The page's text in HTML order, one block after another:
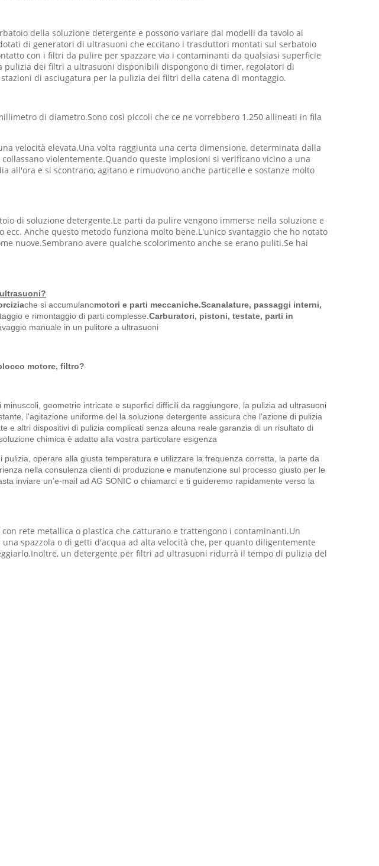
della soluzione detergente e possono variare dai modelli da tavolo ai
di generatori di ultrasuoni che eccitano i trasduttori montati sul serbatoio
con i filtri da pulire per spazzare via i contaminanti da qualsiasi superficie
dei filtri a ultrasuoni disponibili dispongono di timer, regolatori di
di asciugatura per la pulizia dei filtri della catena di montaggio.
di diametro.Sono così piccoli che ce ne vorrebbero 1.250 allineati in fila
velocità elevata.Una volta raggiunta una certa dimensione, determinata dalla
violentemente.Quando queste implosioni si verificano vicino a una
all'ora e si scontrano, agitano e rimuovono anche particelle e sostanze molto
di soluzione detergente.Le parti da pulire vengono immerse nella soluzione e
Anche questo metodo funziona molto bene.L'unico svantaggio che ho notato
nuove.Sembrano avere qualche scolorimento anche se erano puliti.Se hai
che si accumulanomotori e parti meccaniche.Scanalature, passaggi interni,
e rimontaggio di parti complesse. Carburatori, pistoni, testate, parti in
manuale in un pulitore a ultrasuoni
motore, filtro?
geometrie intricate e superfici difficili da raggiungere, la pulizia ad ultrasuoni
l'agitazione uniforme del la soluzione detergente assicura che l'azione di pulizia
e altri dispositivi di pulizia complicati senza alcuna reale garanzia di un risultato di
chimica è adatto alla vostra particolare esigenza
operare alla giusta temperatura e utilizzare la frequenza corretta, la parte da
nella consulenza clienti di produzione e manutenzione sul processo giusto per le
inviare un'e-mail ad AG SONIC o chiamarci e ti guideremo rapidamente verso la
rete metallica o plastica che catturano e trattengono i contaminanti.Un
spazzola o di getti d'acqua ad alta velocità che, per quanto diligentemente
un detergente per filtri ad ultrasuoni ridurrà il tempo di pulizia del